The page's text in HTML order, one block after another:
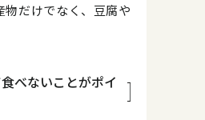
物だけでなく、豆腐や
べないことがポイ